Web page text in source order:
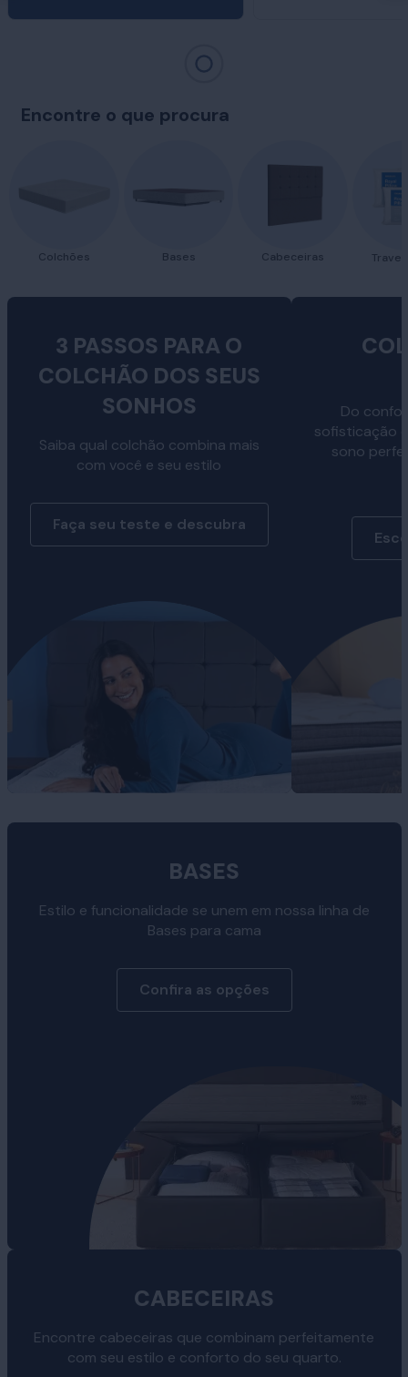
Encontre o que procura
Colchões Bases Cabeceiras
3 PASSOS PARA O
COLCHÃO DOS SEUS
SONHOS
Saiba qual colchão combina mais
com você e seu estilo
Faça seu teste e descubra
Do
sofisticação
sono
BASES
Estilo e funcionalidade se unem em nossa linha de
Bases para cama
Confira as opções
CABECEIRAS
Encontre cabeceiras que combinam perfeitamente
com seu estilo e conforto do seu quarto.